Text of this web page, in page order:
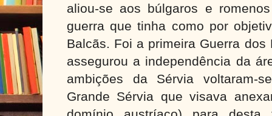
aliou-se aos búlgaros e
guerra que tinha como por
Balcãs. Foi a primeira Guerra dos
assegurou a independência da
ambições da Sérvia voltaram-
Grande Sérvia que visava